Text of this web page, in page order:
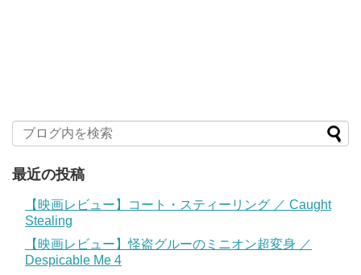
最近の投稿
【映画レビュー】コート・スティーリング ／ Caught
Stealing
【映画レビュー】怪盗グルーのミニオン超変身 ／
Despicable Me 4